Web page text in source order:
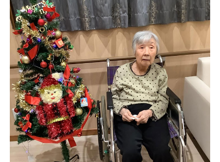
訪問看護ステーション秋桜
上桂の郷
ファミリエール吉祥院
教育（共に生きる仲間達）
学校法人明星学園 関東福祉専門学校
国際医療専門学校 浦和学院高等学校
明星幼稚園 志学会高等学校
特定非営利活動法人ファイアーレッズメディカルスポ
ーツクラブ